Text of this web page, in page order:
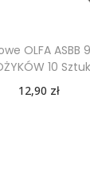
OLFA ASBB
10 Sztuk
12,90 zł